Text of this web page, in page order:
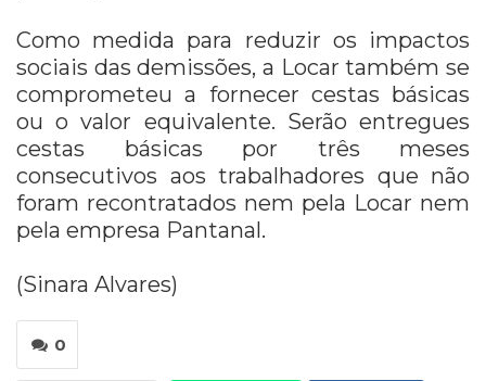
Como medida para reduzir os impactos
sociais das demissões, a Locar também se
comprometeu a fornecer cestas básicas
ou o valor equivalente. Serão entregues
cestas básicas por três meses
consecutivos aos trabalhadores que não
foram recontratados nem pela Locar nem
pela empresa Pantanal.
(Sinara Alvares)
0